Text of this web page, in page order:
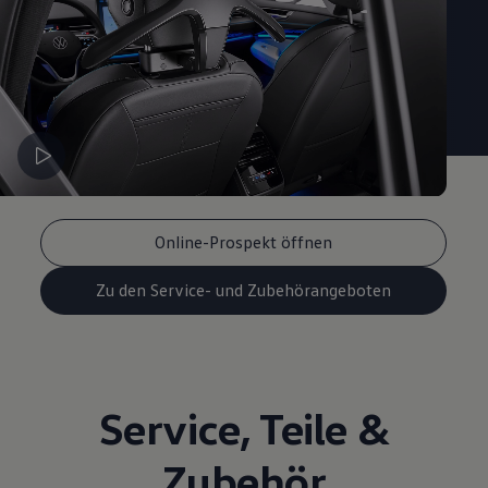
Volkswagen Apps, Login und Shop
Handy und Fahrzeug verbinden
Updates für Software, Karten und Radio
Über Ihr Auto
Vorgängermodelle
Kundeninformationen
Volkswagen Kundenbetreuung
Warn- und Kontrollleuchten
Assistenzsysteme
Digitale Betriebsanleitung
Live Beratung
Lifestyle
Familie
Elektromobilität
Online-Prospekt öffnen
Zu den Service- und Zubehörangeboten
Service, Teile &